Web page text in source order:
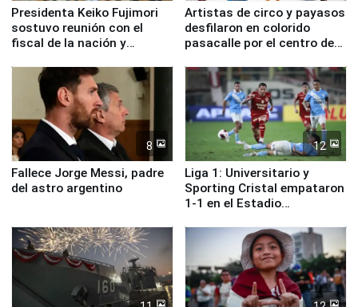
Presidenta Keiko Fujimori
sostuvo reunión con el
fiscal de la nación y
Artistas de circo y payasos
desfilaron en colorido
pasacalle por el centro de
8
Fallece Jorge Messi, padre
del astro argentino
12
Liga 1: Universitario y
Sporting Cristal empataron
1-1 en el Estadio